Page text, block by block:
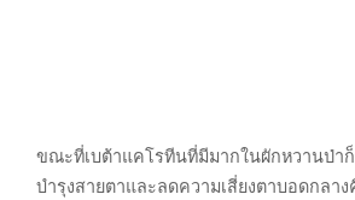
ขณะที่เบต้าแคโรทีนที่มีมากในผักหวานป่า
บำรุงสายตาและลดความเสี่ยงตาบอดกลา